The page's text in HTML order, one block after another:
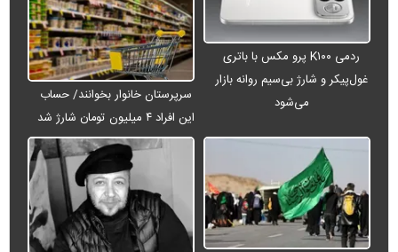
ردمی K۱۰۰ پرو مکس با باتری
غول‌پیکر و شارژ بی‌سیم روانه بازار
می‌شود
سرپرستان خانوار بخوانند/ حساب
این افراد ۴ میلیون تومان شارژ شد